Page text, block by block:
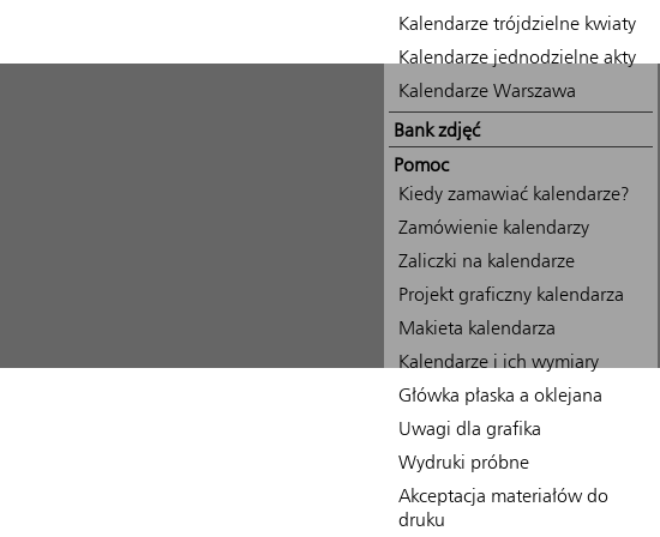
Kalendarze trójdzielne kwiaty
Kalendarze jednodzielne akty
Kalendarze Warszawa
Bank zdjęć
Pomoc
Kiedy zamawiać kalendarze?
Zamówienie kalendarzy
Zaliczki na kalendarze
Projekt graficzny kalendarza
Makieta kalendarza
Kalendarze i ich wymiary
Główka płaska a oklejana
Uwagi dla grafika
Wydruki próbne
Akceptacja materiałów do
druku